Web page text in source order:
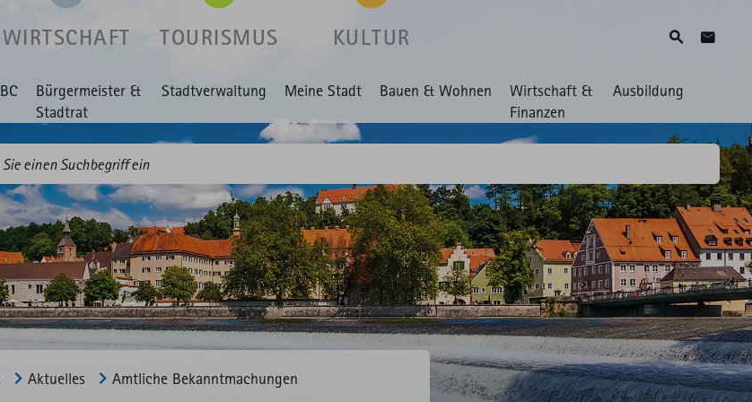
WIRTSCHAFT TOURISMUS KULTUR SucheZum
Bürgermeister &
Stadtrat
Stadtverwaltung Meine Stadt Bauen & Wohnen
Wirtschaft &
Finanzen
Ausbildung
Aktuelles Amtliche Bekannt­machungen